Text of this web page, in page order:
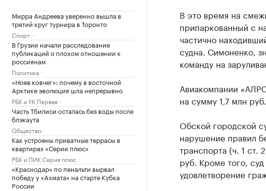
Мирра Андреева уверенно вышла в
третий круг турнира в Торонто
Спорт
В Грузии начали расследование
публикаций о плохом отношении к
россиянам
Политика
«Ноев ковчег»: почему в восточной
Арктике эволюция шла непрерывно
РБК и УК Первая
Часть Тбилиси осталась без воды после
блэкаута
Общество
Как устроены приватные террасы в
квартирах «Серии плюс»
РБК и ПИК Серия плюс
«Краснодар» по пенальти вырвал
победу у «Ахмата» на старте Кубка
России
В это время на
припаркованный с
частично
судна. Симоненко,
команду на
Авиакомпании
на сумму 1,7 млн руб.
Обской городской
нарушение правил
транспорта (ч. 1 ст.
руб. Кроме того,
удовлетворение